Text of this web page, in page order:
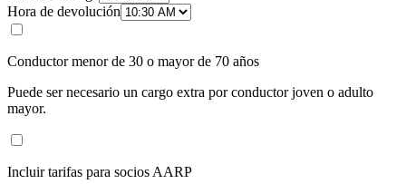
Hora de devolución
Conductor menor de 30 o mayor de 70 años
Puede ser necesario un cargo extra por conductor joven o adulto
mayor.
Incluir tarifas para socios AARP